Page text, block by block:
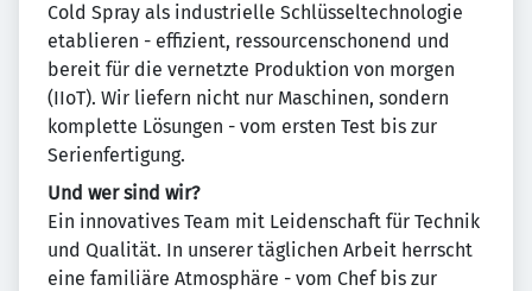
Cold Spray als industrielle Schlüsseltechnologie
etablieren - effizient, ressourcenschonend und
bereit für die vernetzte Produktion von morgen
(IIoT). Wir liefern nicht nur Maschinen, sondern
komplette Lösungen - vom ersten Test bis zur
Serienfertigung.
Und wer sind wir?
Ein innovatives Team mit Leidenschaft für Technik
und Qualität. In unserer täglichen Arbeit herrscht
eine familiäre Atmosphäre - vom Chef bis zur